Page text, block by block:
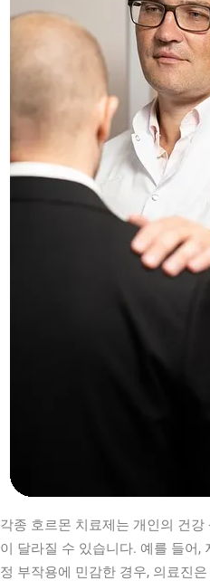
각종 호르몬 치료제는 개인의 건
이 달라질 수 있습니다. 예를 들어,
정 부작용에 민감한 경우, 의료진